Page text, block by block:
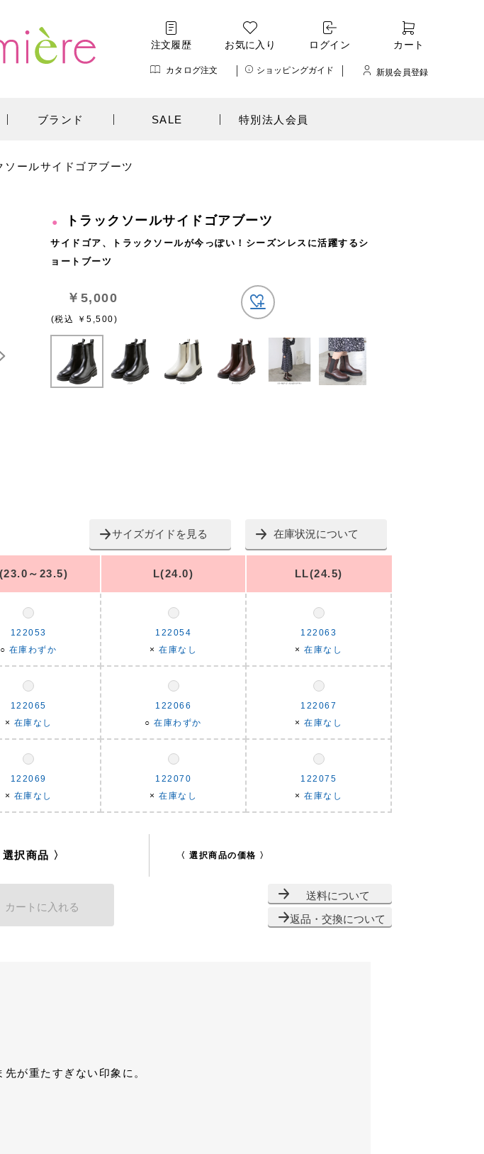
注文履歴 お気に入り ログイン カート
カタログ注文 ショッピングガイド 新規会員登録
ブランド SALE 特別法人会員
ソールサイドゴアブーツ
トラックソールサイドゴアブーツ
サイドゴア、トラックソールが今っぽい！シーズンレスに活躍するシ
ョートブーツ
￥5,000
(税込 ￥5,500)
サイズガイドを見る 在庫状況について
～23.5) L(24.0) LL(24.5)
122053
○ 在庫わずか
122054
× 在庫なし
122063
× 在庫なし
122065
× 在庫なし
122066
○在庫わずか
122067
× 在庫なし
122069
× 在庫なし
122070
× 在庫なし
122075
× 在庫なし
選択商品 〉 〈 選択商品の価格 〉
カートに入れる
送料について
返品・交換について
が重たすぎない印象に。